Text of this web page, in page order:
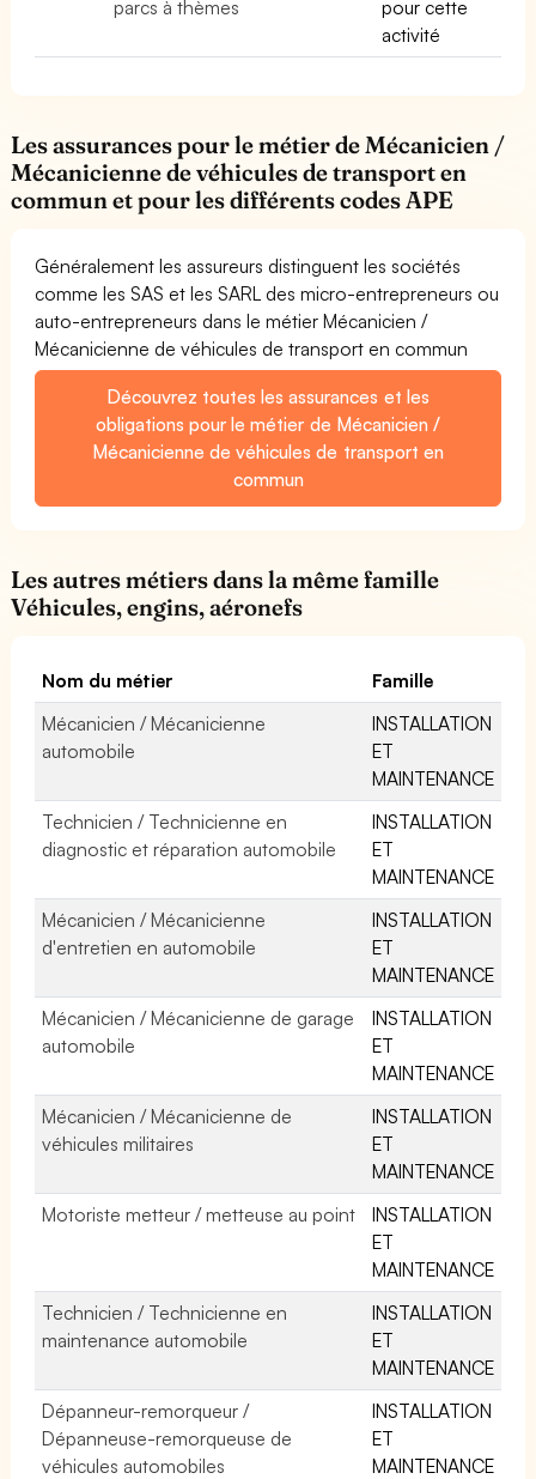
parcs à thèmes
pour cette
activité
Les assurances pour le métier de Mécanicien /
Mécanicienne de véhicules de transport en
commun et pour les différents codes APE
Généralement les assureurs distinguent les sociétés
comme les SAS et les SARL des micro-entrepreneurs ou
auto-entrepreneurs dans le métier Mécanicien /
Mécanicienne de véhicules de transport en commun
Découvrez toutes les assurances et les
obligations pour le métier de Mécanicien /
Mécanicienne de véhicules de transport en
commun
Les autres métiers dans la même famille
Véhicules, engins, aéronefs
Nom du métier
Famille
Mécanicien / Mécanicienne
automobile
INSTALLATION
ET
MAINTENANCE
Technicien / Technicienne en
diagnostic et réparation automobile
INSTALLATION
ET
MAINTENANCE
Mécanicien / Mécanicienne
d'entretien en automobile
INSTALLATION
ET
MAINTENANCE
Mécanicien / Mécanicienne de garage
automobile
INSTALLATION
ET
MAINTENANCE
Mécanicien / Mécanicienne de
véhicules militaires
INSTALLATION
ET
MAINTENANCE
Motoriste metteur / metteuse au point
INSTALLATION
ET
MAINTENANCE
Technicien / Technicienne en
maintenance automobile
INSTALLATION
ET
MAINTENANCE
Dépanneur-remorqueur /
Dépanneuse-remorqueuse de
véhicules automobiles
INSTALLATION
ET
MAINTENANCE